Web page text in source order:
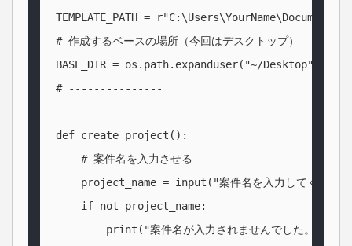
TEMPLATE_PATH =
# 作成するベースの場所（今回はデスクトップ）
BASE_DIR = os.path.expanduser("~/Desktop")
# ---------------
def create_project():
    # 案件名を入力させる
project_name = input("案件名を入力してくださ
    if not project_name:
        print("案件名が入力されませんでした。")